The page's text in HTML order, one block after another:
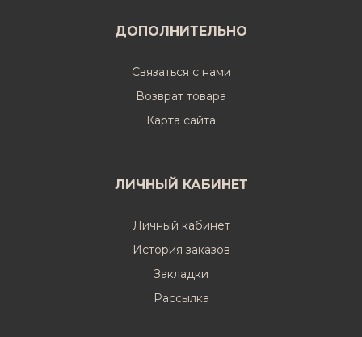
ДОПОЛНИТЕЛЬНО
Связаться с нами
Возврат товара
Карта сайта
ЛИЧНЫЙ КАБИНЕТ
Личный кабинет
История заказов
Закладки
Рассылка